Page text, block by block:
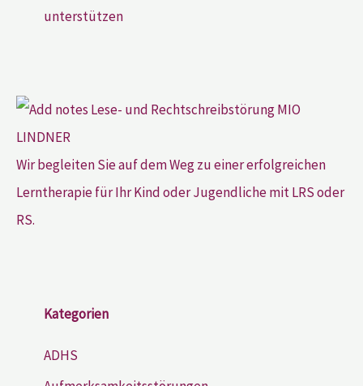
unterstützen
Wir begleiten Sie auf dem Weg zu einer erfolgreichen
Lerntherapie für Ihr Kind oder Jugendliche mit LRS oder
RS.
Kategorien
ADHS